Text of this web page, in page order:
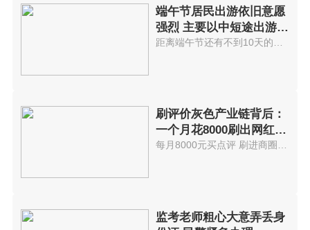
端午节居民出游依旧意愿
强烈 主要以中短途出游为
主
距离端午节还有不到10天的时间，...
刷评价灰色产业链背后：
一个月花8000刷出网红餐
厅
每月8000元买点评 刷进商圈前5...
监考老师粗心大意弄丢身